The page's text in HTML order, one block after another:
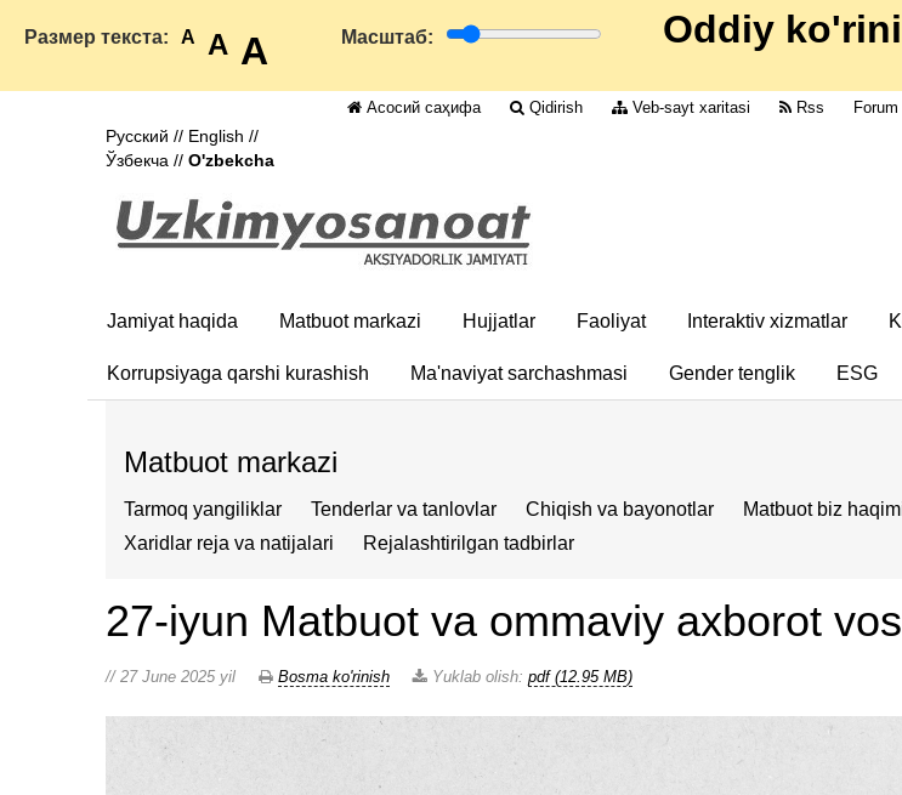
Размер текста: A A A Масштаб: Oddiy
Асосий саҳифа Qidirish Veb-sayt xaritasi Rss
Forum
Русский // English //
Ўзбекча // O'zbekcha
Jamiyat haqida Matbuot markazi Hujjatlar Faoliyat Interaktiv xizmatlar
Korrupsiyaga qarshi kurashish Ma'naviyat sarchashmasi Gender tenglik ESG
Matbuot markazi
Tarmoq yangiliklar Tenderlar va tanlovlar Chiqish va bayonotlar Matbuot biz
Xaridlar reja va natijalari
Rejalashtirilgan tadbirlar
27-iyun Matbuot va ommaviy axborot
// 27 June 2025 yil Bosma ko'rinish Yuklab olish: pdf (12.95 MB)